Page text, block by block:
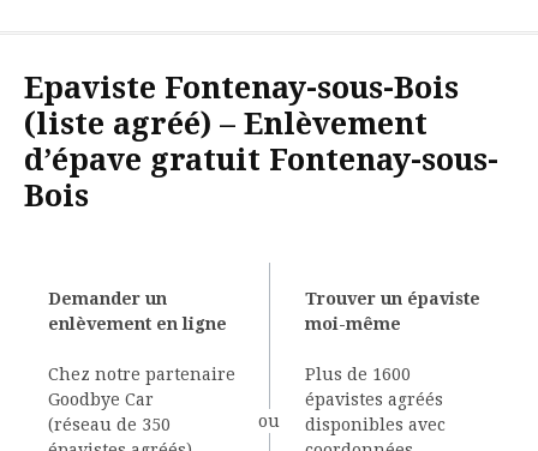
Epaviste Fontenay-sous-Bois
(liste agréé) – Enlèvement
d’épave gratuit Fontenay-sous-
Bois
ou
Demander un
enlèvement en ligne
Chez notre partenaire
Goodbye Car
(réseau de 350
Trouver un épaviste
moi-même
Plus de 1600
épavistes agréés
disponibles avec